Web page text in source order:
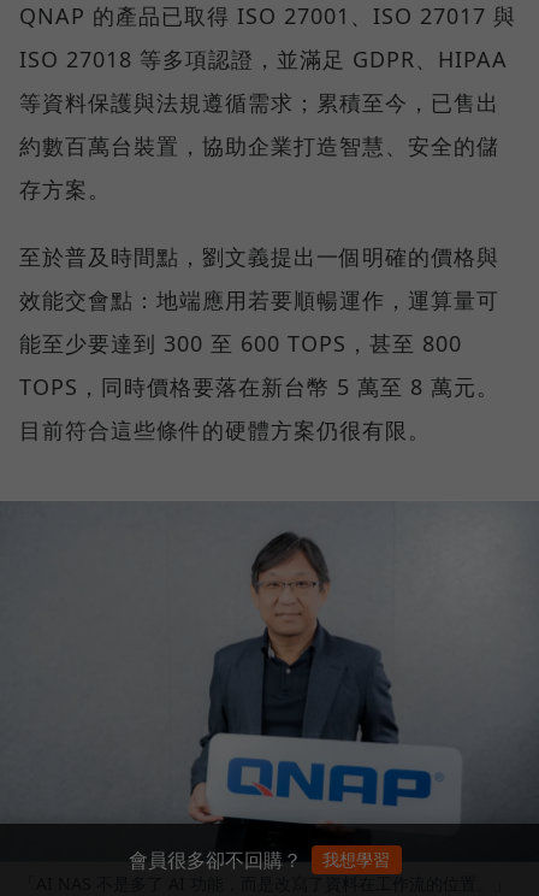
QNAP 的產品已取得 ISO 27001、ISO 27017 與
ISO 27018 等多項認證，並滿足 GDPR、HIPAA
等資料保護與法規遵循需求；累積至今，已售出
約數百萬台裝置，協助企業打造智慧、安全的儲
存方案。
至於普及時間點，劉文義提出一個明確的價格與
效能交會點：地端應用若要順暢運作，運算量可
能至少要達到 300 至 600 TOPS，甚至 800
TOPS，同時價格要落在新台幣 5 萬至 8 萬元。
目前符合這些條件的硬體方案仍很有限。
會員很多卻不回購？ 我想學習